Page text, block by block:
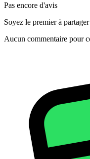
Pas encore d'avis
Soyez le premier à
Aucun commentaire pour